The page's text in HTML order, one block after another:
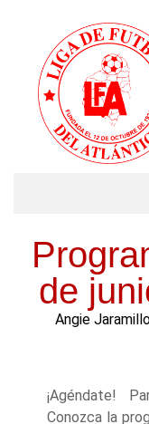
de
Angie
¡Agéndate!
Conozca la